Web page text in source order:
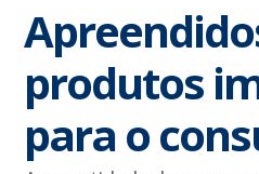
produtos
para o